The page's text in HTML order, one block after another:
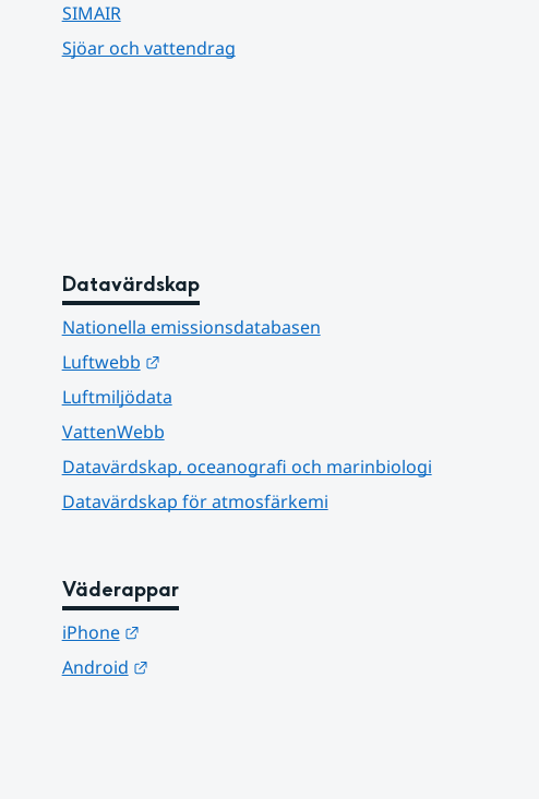
SIMAIR
Sjöar och vattendrag
Datavärdskap
Nationella emissionsdatabasen
Luftwebb
Länk till annan webbplats.
Luftmiljödata
VattenWebb
Datavärdskap, oceanografi och marinbiologi
Datavärdskap för atmosfärkemi
Väderappar
iPhone
Länk till annan webbplats.
Android
Länk till annan webbplats.